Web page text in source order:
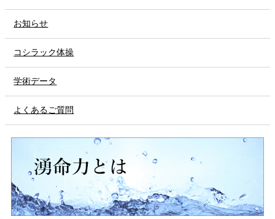
お知らせ
コシラック体操
学術データ
よくあるご質問